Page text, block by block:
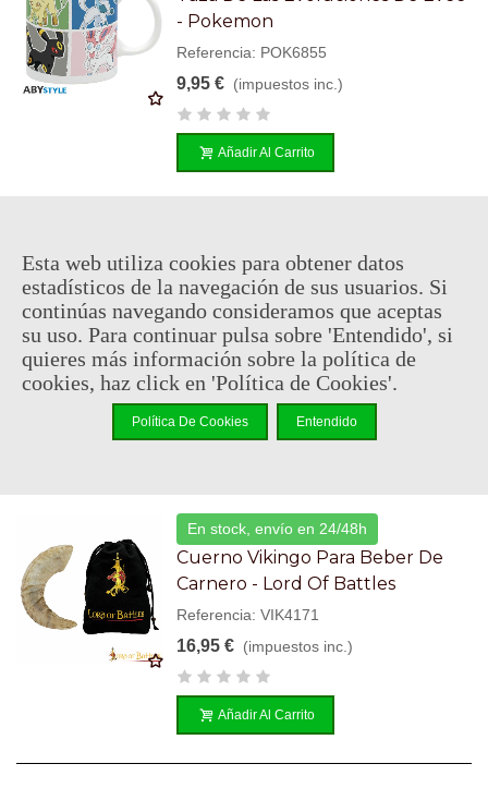
- Pokemon
Referencia: POK6855
9,95 € (impuestos inc.)
Añadir Al Carrito
Set De 3 Chupitos De Cuerno -
Lord Of Battles
Referencia: VIK4208
12,95 € (impuestos inc.)
En stock, envío en 24/48h
Cuerno Vikingo Para Beber De
Carnero - Lord Of Battles
Referencia: VIK4171
16,95 € (impuestos inc.)
Añadir Al Carrito
Esta web utiliza cookies para obtener datos
estadísticos de la navegación de sus usuarios. Si
continúas navegando consideramos que aceptas
su uso. Para continuar pulsa sobre 'Entendido', si
quieres más información sobre la política de
cookies, haz click en 'Política de Cookies'.
Política De Cookies Entendido